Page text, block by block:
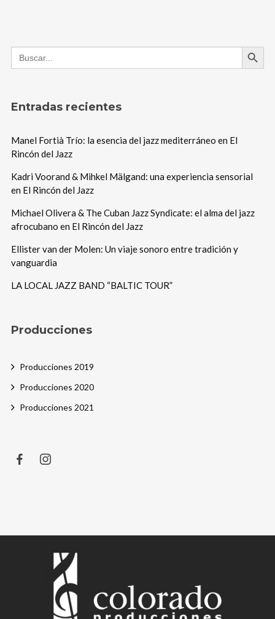
Search
for:
Search Button
Entradas recientes
Manel Fortià Trío: la esencia del jazz mediterráneo en El
Rincón del Jazz
Kadri Voorand & Mihkel Mälgand: una experiencia sensorial
en El Rincón del Jazz
Michael Olivera & The Cuban Jazz Syndicate: el alma del jazz
afrocubano en El Rincón del Jazz
Ellister van der Molen: Un viaje sonoro entre tradición y
vanguardia
LA LOCAL JAZZ BAND “BALTIC TOUR”
Producciones
Producciones 2019
Producciones 2020
Producciones 2021